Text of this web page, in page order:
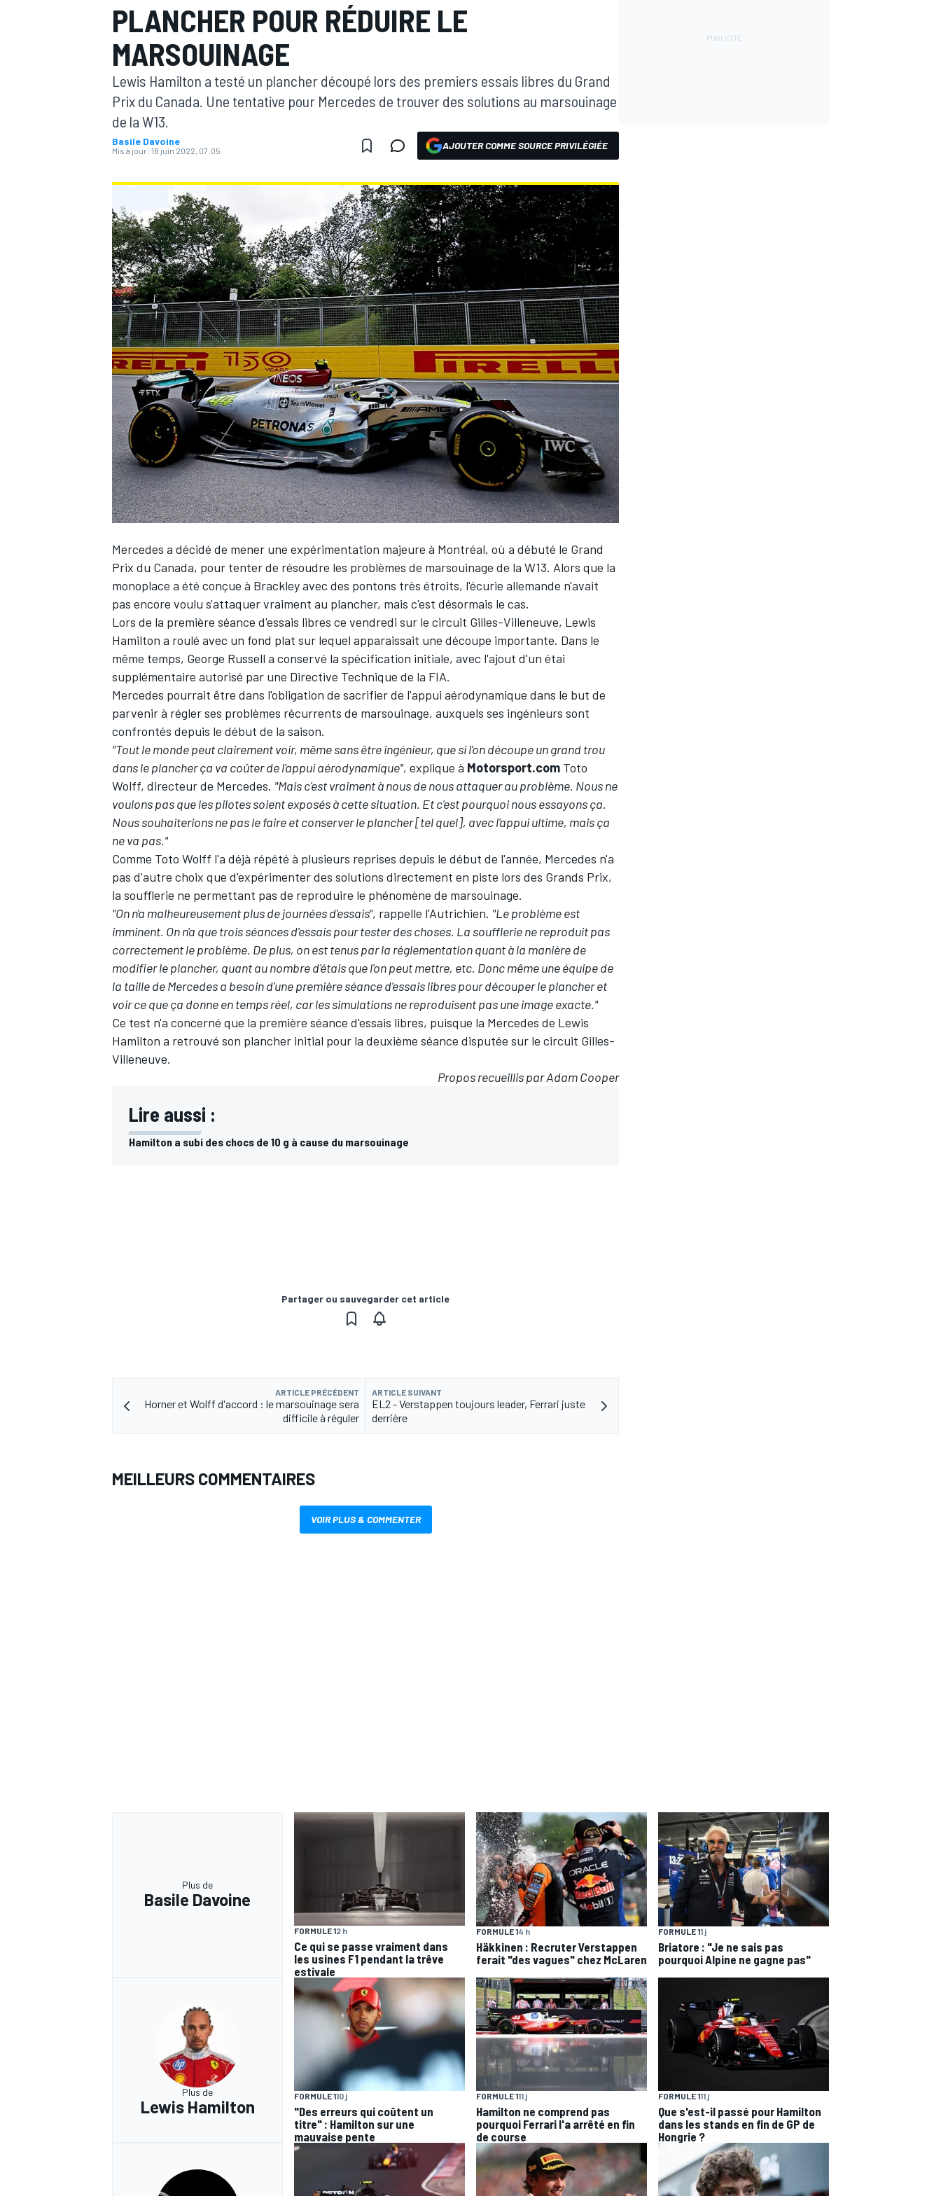
MOTOGP
WRC
WEC
PLANCHER POUR RÉDUIRE LE
MARSOUINAGE
Lewis Hamilton a testé un plancher découpé lors des premiers essais libres du Grand
Prix du Canada. Une tentative pour Mercedes de trouver des solutions au marsouinage
de la W13.
Basile Davoine
Mis à jour: 18 juin 2022, 07:05 AJOUTER COMME SOURCE PRIVILÉGIÉE
Mercedes a décidé de mener une expérimentation majeure à Montréal, où a débuté le Grand
Prix du Canada, pour tenter de résoudre les problèmes de marsouinage de la W13. Alors que la
monoplace a été conçue à Brackley avec des pontons très étroits, l'écurie allemande n'avait
pas encore voulu s'attaquer vraiment au plancher, mais c'est désormais le cas.
Lors de la première séance d'essais libres ce vendredi sur le circuit Gilles-Villeneuve, Lewis
Hamilton a roulé avec un fond plat sur lequel apparaissait une découpe importante. Dans le
même temps, George Russell a conservé la spécification initiale, avec l'ajout d'un étai
supplémentaire autorisé par une Directive Technique de la FIA.
Mercedes pourrait être dans l'obligation de sacrifier de l'appui aérodynamique dans le but de
parvenir à régler ses problèmes récurrents de marsouinage, auxquels ses ingénieurs sont
confrontés depuis le début de la saison.
"Tout le monde peut clairement voir, même sans être ingénieur, que si l'on découpe un grand trou
dans le plancher ça va coûter de l'appui aérodynamique", explique à Motorsport.com Toto
Wolff, directeur de Mercedes. "Mais c'est vraiment à nous de nous attaquer au problème. Nous ne
voulons pas que les pilotes soient exposés à cette situation. Et c'est pourquoi nous essayons ça.
Nous souhaiterions ne pas le faire et conserver le plancher [tel quel], avec l'appui ultime, mais ça
ne va pas."
Comme Toto Wolff l'a déjà répété à plusieurs reprises depuis le début de l'année, Mercedes n'a
pas d'autre choix que d'expérimenter des solutions directement en piste lors des Grands Prix,
la soufflerie ne permettant pas de reproduire le phénomène de marsouinage.
"On n'a malheureusement plus de journées d'essais", rappelle l'Autrichien. "Le problème est
imminent. On n'a que trois séances d'essais pour tester des choses. La soufflerie ne reproduit pas
correctement le problème. De plus, on est tenus par la réglementation quant à la manière de
modifier le plancher, quant au nombre d'étais que l'on peut mettre, etc. Donc même une équipe de
la taille de Mercedes a besoin d'une première séance d'essais libres pour découper le plancher et
voir ce que ça donne en temps réel, car les simulations ne reproduisent pas une image exacte."
Ce test n'a concerné que la première séance d'essais libres, puisque la Mercedes de Lewis
Hamilton a retrouvé son plancher initial pour la deuxième séance disputée sur le circuit Gilles-
Villeneuve.
Propos recueillis par Adam Cooper
Lire aussi :
Hamilton a subi des chocs de 10 g à cause du marsouinage
Partager ou sauvegarder cet article
ARTICLE PRÉCÉDENT
Horner et Wolff d'accord : le marsouinage sera
difficile à réguler
ARTICLE SUIVANT
EL2 - Verstappen toujours leader, Ferrari juste
derrière
MEILLEURS COMMENTAIRES
VOIR PLUS & COMMENTER
Plus de
Basile Davoine
FORMULE 12 h
Ce qui se passe vraiment dans
les usines F1 pendant la trêve
estivale
FORMULE 14 h
Häkkinen : Recruter Verstappen
ferait "des vagues" chez McLaren
FORMULE 11 j
Briatore : "Je ne sais pas
pourquoi Alpine ne gagne pas"
Plus de
Lewis Hamilton
FORMULE 110 j
"Des erreurs qui coûtent un
titre" : Hamilton sur une
mauvaise pente
FORMULE 111 j
Hamilton ne comprend pas
pourquoi Ferrari l'a arrêté en fin
de course
FORMULE 111 j
Que s'est-il passé pour Hamilton
dans les stands en fin de GP de
Hongrie ?